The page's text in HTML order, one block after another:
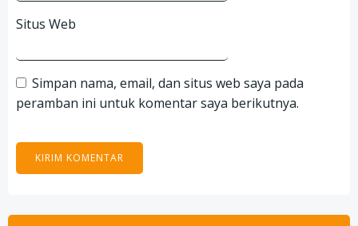
Situs Web
Simpan nama, email, dan situs web saya pada
peramban ini untuk komentar saya berikutnya.